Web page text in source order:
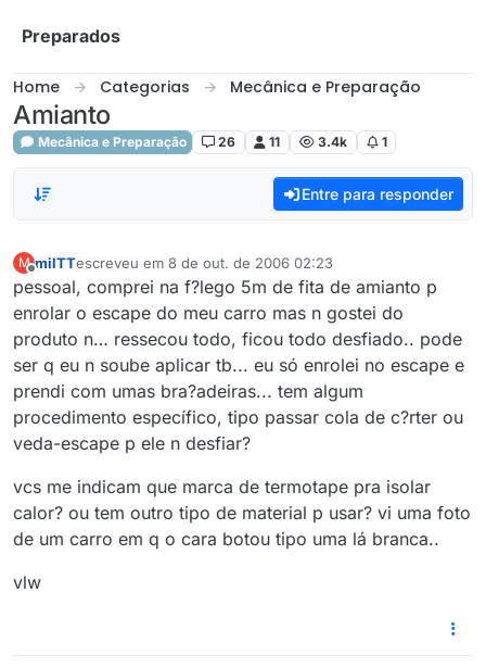
Preparados
Home Categorias Mecânica e Preparação
Amianto
Mecânica e Preparação 26 11 3.4k 1
Entre para responder
M
Offline
milTTescreveu em 8 de out. de 2006 02:23
última edição por
pessoal, comprei na f?lego 5m de fita de amianto p
enrolar o escape do meu carro mas n gostei do
produto n… ressecou todo, ficou todo desfiado.. pode
ser q eu n soube aplicar tb... eu só enrolei no escape e
prendi com umas bra?adeiras... tem algum
procedimento específico, tipo passar cola de c?rter ou
veda-escape p ele n desfiar?
vcs me indicam que marca de termotape pra isolar
calor? ou tem outro tipo de material p usar? vi uma foto
de um carro em q o cara botou tipo uma lá branca..
vlw